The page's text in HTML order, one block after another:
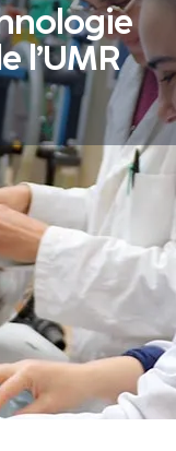
l’UMR